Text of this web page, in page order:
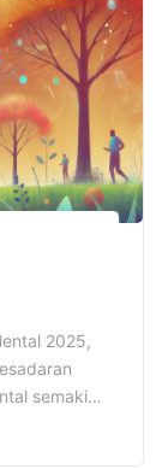
dihindari
2025,
semakin
lainnya